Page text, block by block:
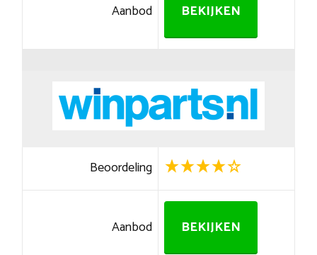
Aanbod BEKIJKEN
Beoordeling
Aanbod BEKIJKEN